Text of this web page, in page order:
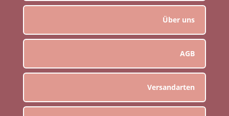
Über uns
AGB
Versandarten